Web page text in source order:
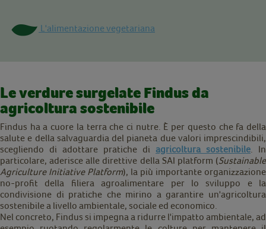
L'alimentazione vegetariana
Le verdure surgelate Findus da
agricoltura sostenibile
Findus ha a cuore la terra che ci nutre. È per questo che fa della
salute e della salvaguardia del pianeta due valori imprescindibili,
scegliendo di adottare pratiche di agricoltura sostenibile . In
particolare, aderisce alle direttive della SAI platform (Sustainable
Agriculture Initiative Platform), la più importante organizzazione
no-profit della filiera agroalimentare per lo sviluppo e la
condivisione di pratiche che mirino a garantire un'agricoltura
sostenibile a livello ambientale, sociale ed economico.
Nel concreto, Findus si impegna a ridurre l'impatto ambientale, ad